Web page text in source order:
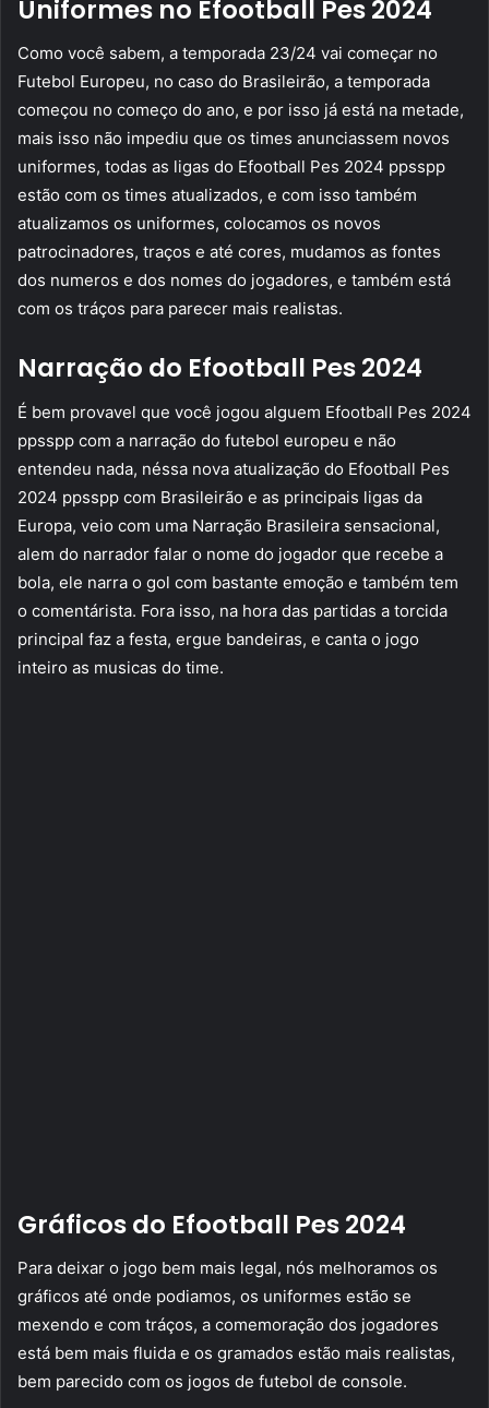
Uniformes no Efootball Pes 2024
Como você sabem, a temporada 23/24 vai começar no
Futebol Europeu, no caso do Brasileirão, a temporada
começou no começo do ano, e por isso já está na metade,
mais isso não impediu que os times anunciassem novos
uniformes, todas as ligas do Efootball Pes 2024 ppsspp
estão com os times atualizados, e com isso também
atualizamos os uniformes, colocamos os novos
patrocinadores, traços e até cores, mudamos as fontes
dos numeros e dos nomes do jogadores, e também está
com os tráços para parecer mais realistas.
Narração do Efootball Pes 2024
É bem provavel que você jogou alguem Efootball Pes 2024
ppsspp com a narração do futebol europeu e não
entendeu nada, néssa nova atualização do Efootball Pes
2024 ppsspp com Brasileirão e as principais ligas da
Europa, veio com uma Narração Brasileira sensacional,
alem do narrador falar o nome do jogador que recebe a
bola, ele narra o gol com bastante emoção e também tem
o comentárista. Fora isso, na hora das partidas a torcida
principal faz a festa, ergue bandeiras, e canta o jogo
inteiro as musicas do time.
Gráficos do Efootball Pes 2024
Para deixar o jogo bem mais legal, nós melhoramos os
gráficos até onde podiamos, os uniformes estão se
mexendo e com tráços, a comemoração dos jogadores
está bem mais fluida e os gramados estão mais realistas,
bem parecido com os jogos de futebol de console.